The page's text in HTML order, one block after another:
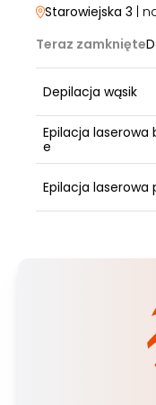
Starowiejska 3 |
Teraz zamknięte
Depilacja wąsik
Epilacja laserowa
e
Epilacja laserowa